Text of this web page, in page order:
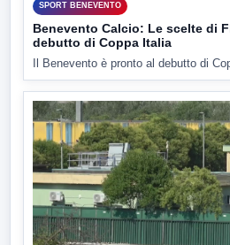
SPORT BENEVENTO
Benevento Calcio: Le scelte di
debutto di Coppa Italia
Il Benevento è pronto al debutto di